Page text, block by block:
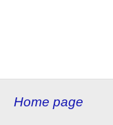
Home page